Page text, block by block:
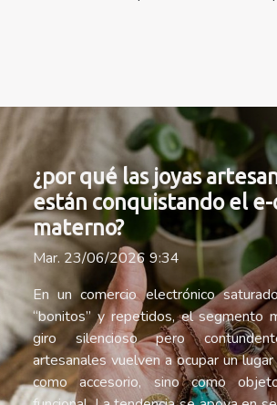
¿por qué las joyas
están conquistando el
materno?
Mar. 23/06/2026 9:34
En un comercio electrónico
“bonitos” y repetidos, el segmento
giro silencioso pero
artesanales vuelven a ocupar un
como accesorio, sino como